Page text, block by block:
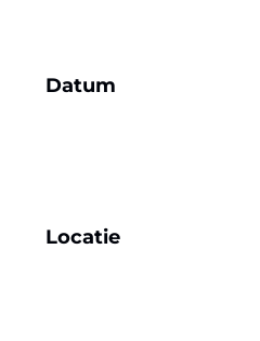
Datum
Locatie